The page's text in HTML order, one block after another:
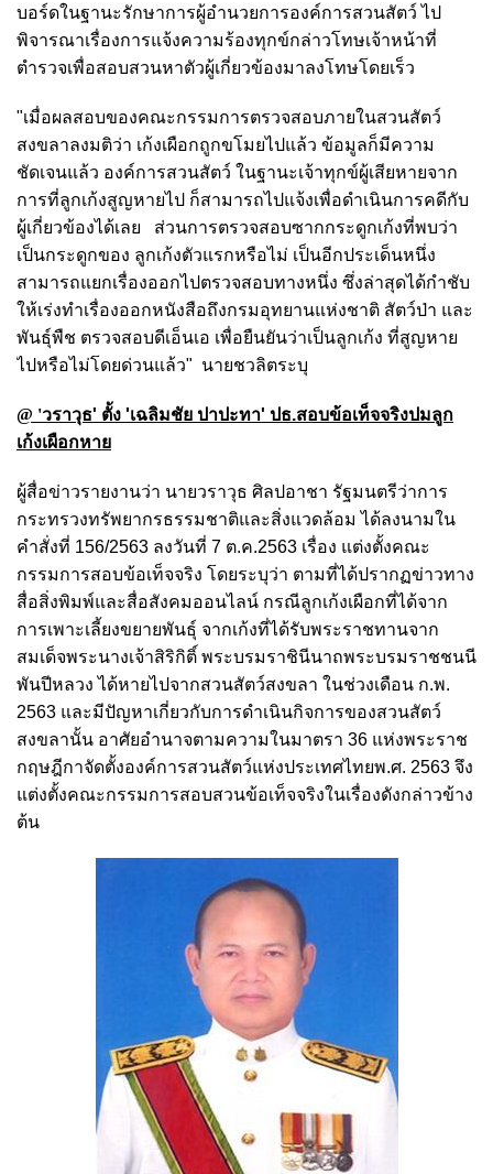
บอร์ดในฐานะรักษาการผู้อำนวยการองค์การสวนสัตว์ ไป
พิจารณาเรื่องการแจ้งความร้องทุกข์กล่าวโทษเจ้าหน้าที่
ตำรวจเพื่อสอบสวนหาตัวผู้เกี่ยวข้องมาลงโทษโดยเร็ว
"เมื่อผลสอบของคณะกรรมการตรวจสอบภายในสวนสัตว์
สงขลาลงมติว่า เก้งเผือกถูกขโมยไปแล้ว ข้อมูลก็มีความ
ชัดเจนแล้ว องค์การสวนสัตว์ ในฐานะเจ้าทุกข์ผู้เสียหายจาก
การที่ลูกเก้งสูญหายไป ก็สามารถไปแจ้งเพื่อดำเนินการคดีกับ
ผู้เกี่ยวข้องได้เลย
ส่วนการตรวจสอบซากกระดูกเก้งที่พบว่า
เป็นกระดูกของ ลูกเก้งตัวแรกหรือไม่ เป็นอีกประเด็นหนึ่ง
สามารถแยกเรื่องออกไปตรวจสอบทางหนึ่ง ซึ่งล่าสุดได้กำชับ
ให้เร่งทำเรื่องออกหนังสือถึงกรมอุทยานแห่งชาติ สัตว์ป่า และ
พันธุ์พืช ตรวจสอบดีเอ็นเอ เพื่อยืนยันว่าเป็นลูกเก้ง ที่สูญหาย
ไปหรือไม่โดยด่วนแล้ว" นายชวลิตระบุ
@ 'วราวุธ' ตั้ง 'เฉลิมชัย ปาปะทา' ปธ.สอบข้อเท็จจริงปมลูก
เก้งเผือกหาย
ผู้สื่อข่าวรายงานว่า นายวราวุธ ศิลปอาชา รัฐมนตรีว่าการ
กระทรวงทรัพยากรธรรมชาติและสิ่งแวดล้อม ได้ลงนามใน
คำสั่งที่ 156/2563 ลงวันที่ 7 ต.ค.2563 เรื่อง แต่งตั้งคณะ
กรรมการสอบข้อเท็จจริง โดยระบุว่า ตามที่ได้ปรากฏข่าวทาง
สื่อสิ่งพิมพ์และสื่อสังคมออนไลน์ กรณีลูกเก้งเผือกที่ได้จาก
การเพาะเลี้ยงขยายพันธุ์ จากเก้งที่ได้รับพระราชทานจาก
สมเด็จพระนางเจ้าสิริกิติ์ พระบรมราชินีนาถพระบรมราชชนนี
พันปีหลวง ได้หายไปจากสวนสัตว์สงขลา ในช่วงเดือน ก.พ.
2563 และมีปัญหาเกี่ยวกับการดำเนินกิจการของสวนสัตว์
สงขลานั้น อาศัยอำนาจตามความในมาตรา 36 แห่งพระราช
กฤษฎีกาจัดตั้งองค์การสวนสัตว์แห่งประเทศไทยพ.ศ. 2563 จึง
แต่งตั้งคณะกรรมการสอบสวนข้อเท็จจริงในเรื่องดังกล่าวข้าง
ต้น